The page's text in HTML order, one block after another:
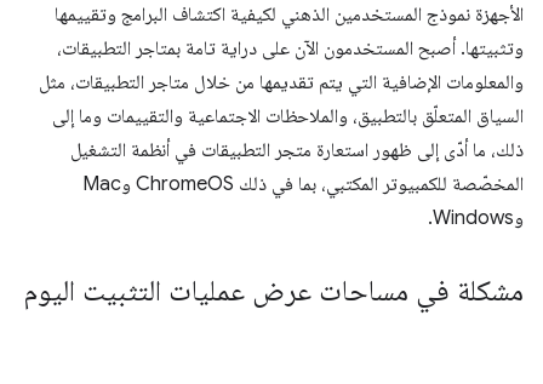
الأجهزة نموذج المستخدمين الذهني لكيفية اكتشاف البرامج وتقييمها
وتثبيتها. أصبح المستخدمون الآن على دراية تامة بمتاجر التطبيقات،
والمعلومات الإضافية التي يتم تقديمها من خلال متاجر التطبيقات، مثل
السياق المتعلّق بالتطبيق، والملاحظات الاجتماعية والتقييمات وما إلى
ذلك، ما أدّى إلى ظهور استعارة متجر التطبيقات في أنظمة التشغيل
المخصّصة للكمبيوتر المكتبي، بما في ذلك ChromeOS وMac
وWindows.
مشكلة في مساحات عرض عمليات التثبيت اليوم